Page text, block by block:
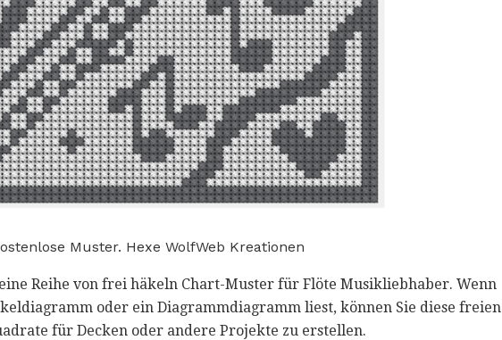
Muster. Hexe WolfWeb Kreationen
Reihe von frei häkeln Chart-Muster für Flöte Musikliebhaber. Wenn
oder ein Diagrammdiagramm liest, können Sie diese freien
für Decken oder andere Projekte zu erstellen.